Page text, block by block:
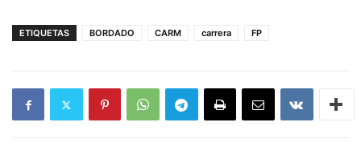
ETIQUETAS BORDADO CARM carrera FP